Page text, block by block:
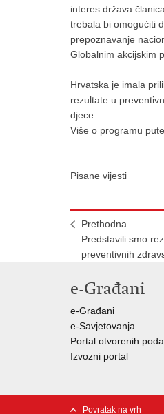
interes država
trebala bi omogućiti
prepoznavanje
Globalnim akcijskim
Hrvatska je imala
rezultate u
djece.
Više o programu
Pisane vijesti
Prethodna
Predstavili smo
preventivnih
e-Građani
e-Građani
e-Savjetovanja
Portal otvorenih
Izvozni portal
Povratak na vrh